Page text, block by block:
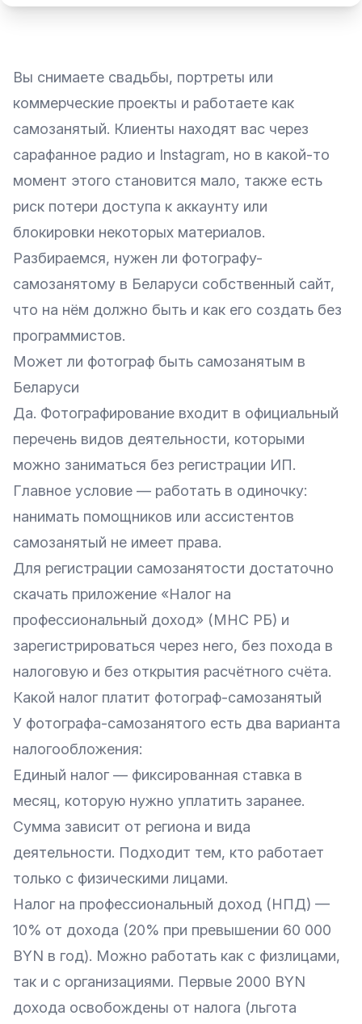
Вы снимаете свадьбы, портреты или
коммерческие проекты и работаете как
самозанятый. Клиенты находят вас через
сарафанное радио и Instagram, но в какой-то
момент этого становится мало, также есть
риск потери доступа к аккаунту или
блокировки некоторых материалов.
Разбираемся, нужен ли фотографу-
самозанятому в Беларуси собственный сайт,
что на нём должно быть и как его создать без
программистов.
Может ли фотограф быть самозанятым в
Беларуси
Да. Фотографирование входит в официальный
перечень видов деятельности, которыми
можно заниматься без регистрации ИП.
Главное условие — работать в одиночку:
нанимать помощников или ассистентов
самозанятый не имеет права.
Для регистрации самозанятости достаточно
скачать приложение «Налог на
профессиональный доход» (МНС РБ) и
зарегистрироваться через него, без похода в
налоговую и без открытия расчётного счёта.
Какой налог платит фотограф-самозанятый
У фотографа-самозанятого есть два варианта
налогообложения:
Единый налог — фиксированная ставка в
месяц, которую нужно уплатить заранее.
Сумма зависит от региона и вида
деятельности. Подходит тем, кто работает
только с физическими лицами.
Налог на профессиональный доход (НПД) —
10% от дохода (20% при превышении 60 000
BYN в год). Можно работать как с физлицами,
так и с организациями. Первые 2000 BYN
дохода освобождены от налога (льгота